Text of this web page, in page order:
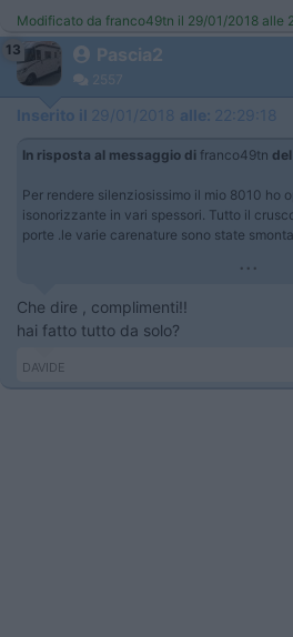
Modificato da franco49tn il 29/01/2018 alle
13
Pascia2
2557
Inserito il 29/01/2018 alle: 22:29:18
In risposta al messaggio di franco49tn del
Per rendere silenziosissimo il mio 8010 ho
isonorizzante in vari spessori. Tutto il
porte .le varie carenature sono state
...
Che dire , complimenti!!
hai fatto tutto da solo?
DAVIDE